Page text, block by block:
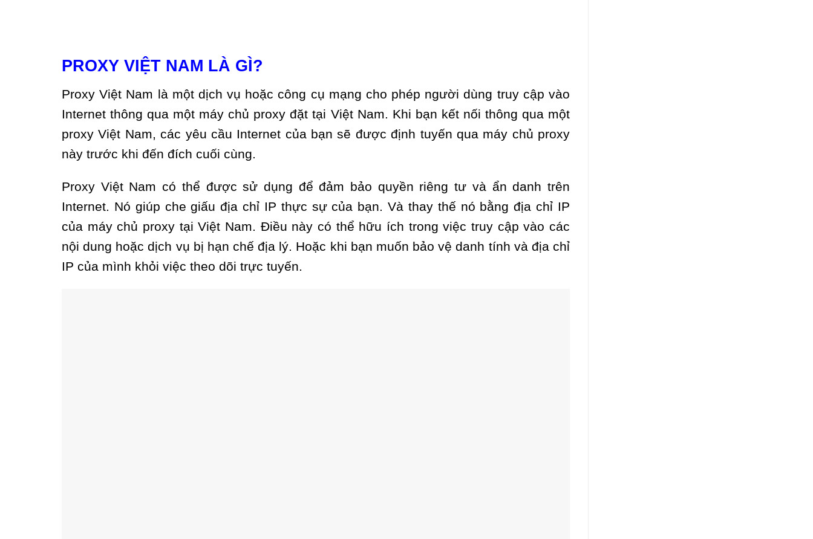
PROXY VIỆT NAM LÀ GÌ?
Proxy Việt Nam là một dịch vụ hoặc công cụ mạng cho phép người dùng truy cập vào
Internet thông qua một máy chủ proxy đặt tại Việt Nam. Khi bạn kết nối thông qua một
proxy Việt Nam, các yêu cầu Internet của bạn sẽ được định tuyến qua máy chủ proxy
này trước khi đến đích cuối cùng.
Proxy Việt Nam có thể được sử dụng để đảm bảo quyền riêng tư và ẩn danh trên
Internet. Nó giúp che giấu địa chỉ IP thực sự của bạn. Và thay thế nó bằng địa chỉ IP
của máy chủ proxy tại Việt Nam. Điều này có thể hữu ích trong việc truy cập vào các
nội dung hoặc dịch vụ bị hạn chế địa lý. Hoặc khi bạn muốn bảo vệ danh tính và địa chỉ
IP của mình khỏi việc theo dõi trực tuyến.